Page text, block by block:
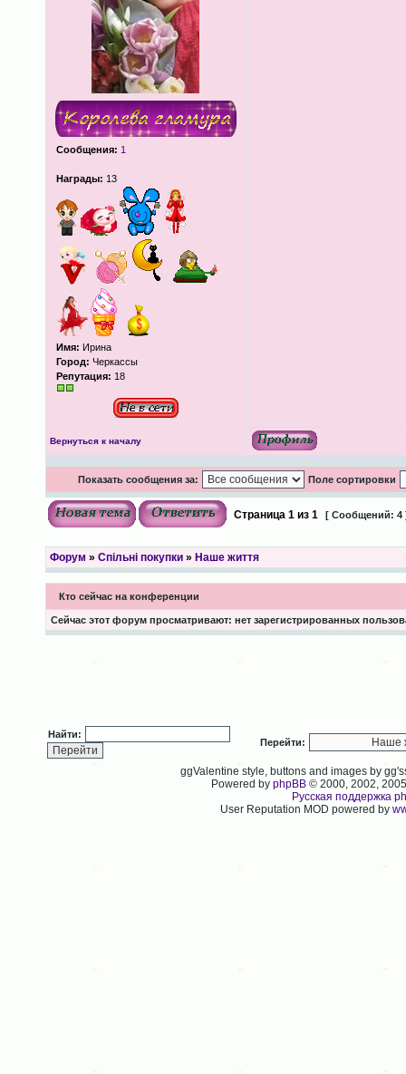
Сообщения: 1
Награды: 13
Имя: Ирина
Город: Черкассы
Репутация: 18
Вернуться к началу
Показать сообщения за: Поле сортировки
Страница 1из 1 [ Сообщений: 4
Форум » Спільні покупки» Наше життя
Кто сейчас на конференции
Сейчас этот форум просматривают: нет зарегистрированных
Найти:
Перейти:
ggValentine style, buttons and images by
Powered byphpBB © 2000, 2002,
Русская поддержка
User Reputation MOD powered by